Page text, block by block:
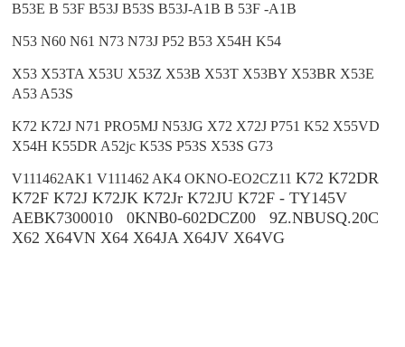
B53E B 53F B53J B53S B53J-A1B B 53F -A1B
N53 N60 N61 N73 N73J P52 B53 X54H K54
X53 X53TA X53U X53Z X53B X53T X53BY X53BR X53E
A53 A53S
K72 K72J N71 PRO5MJ N53JG X72 X72J P751 K52 X55VD
X54H K55DR A52jc K53S P53S X53S G73
V111462AK1 V111462 AK4 OKNO-EO2CZ11K72 K72DR
K72F K72J K72JK K72Jr K72JU K72F - TY145V
AEBK7300010 0KNB0-602DCZ00 9Z.NBUSQ.20C
X62 X64VN X64 X64JA X64JV X64VG